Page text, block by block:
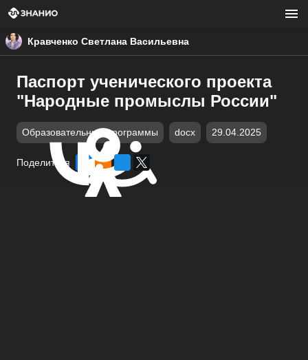
Кравченко Светлана Васильевна
Паспорт ученического проекта
"Народные промыслы России"
Образовательные программы docx 29.04.2025
Поделиться